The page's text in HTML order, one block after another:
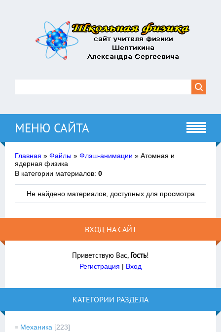
МЕНЮ САЙТА
Главная » Файлы » Флэш-анимации » Атомная и
ядерная физика
В категории материалов: 0
Не найдено материалов, доступных для просмотра
ВХОД НА САЙТ
Приветствую Вас, Гость!
Регистрация | Вход
КАТЕГОРИИ РАЗДЕЛА
Механика [223]